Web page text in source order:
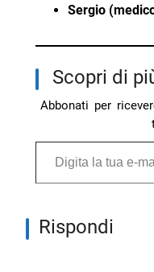
Sergio
Scopri di
Abbonati per
Digita la tua e-mail...
Rispondi